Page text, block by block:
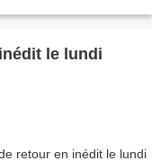
le lundi